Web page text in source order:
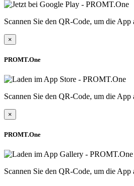
Scannen Sie den QR-Code, um die
×
PROMT.One
Scannen Sie den QR-Code, um die
×
PROMT.One
Scannen Sie den QR-Code, um die